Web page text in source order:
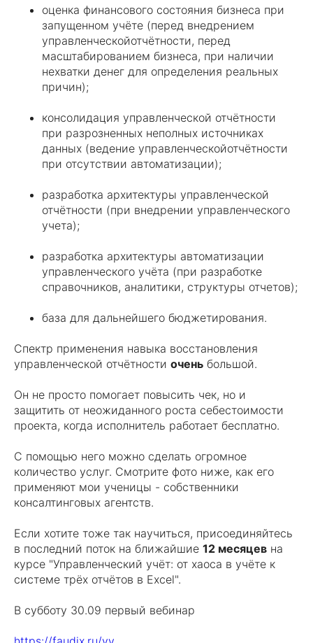
оценка финансового состояния бизнеса при
запущенном учёте (перед внедрением
управленческойотчётности, перед
масштабированием бизнеса, при наличии
нехватки денег для определения реальных
причин);
консолидация управленческой отчётности
при разрозненных неполных источниках
данных (ведение управленческойотчётности
при отсутствии автоматизации);
разработка архитектуры управленческой
отчётности (при внедрении управленческого
учета);
разработка архитектуры автоматизации
управленческого учёта (при разработке
справочников, аналитики, структуры отчетов);
база для дальнейшего бюджетирования.
Спектр применения навыка восстановления
управленческой отчётности очень большой.
Он не просто помогает повысить чек, но и
защитить от неожиданного роста себестоимости
проекта, когда исполнитель работает бесплатно.
С помощью него можно сделать огромное
количество услуг. Смотрите фото ниже, как его
применяют мои ученицы - собственники
консалтинговых агентств.
Если хотите тоже так научиться, присоединяйтесь
в последний поток на ближайшие 12 месяцев на
курсе "Управленческий учёт: от хаоса в учёте к
системе трёх отчётов в Excel".
В субботу 30.09 первый вебинар